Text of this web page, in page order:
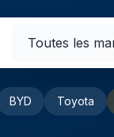
BYD Toyota